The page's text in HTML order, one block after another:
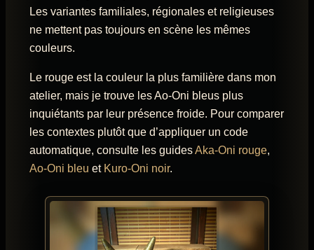
Les variantes familiales, régionales et religieuses
ne mettent pas toujours en scène les mêmes
couleurs.
Le rouge est la couleur la plus familière dans mon
atelier, mais je trouve les Ao-Oni bleus plus
inquiétants par leur présence froide. Pour comparer
les contextes plutôt que d’appliquer un code
automatique, consulte les guidesAka-Oni rouge,
Ao-Oni bleu et Kuro-Oni noir.